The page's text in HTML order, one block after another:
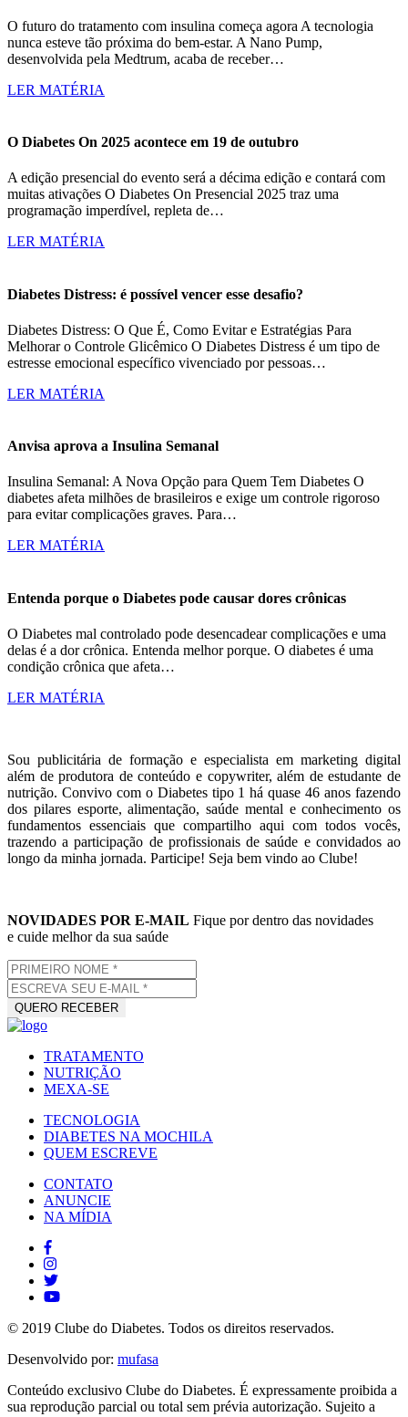
O futuro do tratamento com insulina começa agora A tecnologia
nunca esteve tão próxima do bem-estar. A Nano Pump,
desenvolvida pela Medtrum, acaba de receber…
LER MATÉRIA
O Diabetes On 2025 acontece em 19 de outubro
A edição presencial do evento será a décima edição e contará com
muitas ativações O Diabetes On Presencial 2025 traz uma
programação imperdível, repleta de…
LER MATÉRIA
Diabetes Distress: é possível vencer esse desafio?
Diabetes Distress: O Que É, Como Evitar e Estratégias Para
Melhorar o Controle Glicêmico O Diabetes Distress é um tipo de
estresse emocional específico vivenciado por pessoas…
LER MATÉRIA
Anvisa aprova a Insulina Semanal
Insulina Semanal: A Nova Opção para Quem Tem Diabetes O
diabetes afeta milhões de brasileiros e exige um controle rigoroso
para evitar complicações graves. Para…
LER MATÉRIA
Entenda porque o Diabetes pode causar dores crônicas
O Diabetes mal controlado pode desencadear complicações e uma
delas é a dor crônica. Entenda melhor porque. O diabetes é uma
condição crônica que afeta…
LER MATÉRIA
Sou publicitária de formação e especialista em marketing digital
além de produtora de conteúdo e copywriter, além de estudante de
nutrição. Convivo com o Diabetes tipo 1 há quase 46 anos fazendo
dos pilares esporte, alimentação, saúde mental e conhecimento os
fundamentos essenciais que compartilho aqui com todos vocês,
trazendo a participação de profissionais de saúde e convidados ao
longo da minha jornada. Participe! Seja bem vindo ao Clube!
NOVIDADES POR E-MAIL Fique por dentro das novidades
e cuide melhor da sua saúde
TRATAMENTO
NUTRIÇÃO
MEXA-SE
TECNOLOGIA
DIABETES NA MOCHILA
QUEM ESCREVE
CONTATO
ANUNCIE
NA MÍDIA
© 2019 Clube do Diabetes. Todos os direitos reservados.
Desenvolvido por: mufasa
Conteúdo exclusivo Clube do Diabetes. É expressamente proibida a
sua reprodução parcial ou total sem prévia autorização. Sujeito a